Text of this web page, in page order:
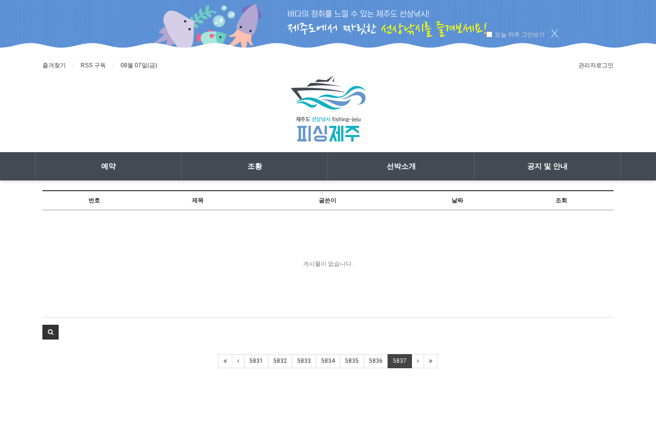
오늘 하루 그만보기
즐겨찾기 RSS 구독 08월 07일(금) 관리자로그인
예약 조황 선박소개 공지 및 안내
번호 제목 글쓴이 날짜 조회
게시물이 없습니다.
5831 5832 5833 5834 5835 5836 5837